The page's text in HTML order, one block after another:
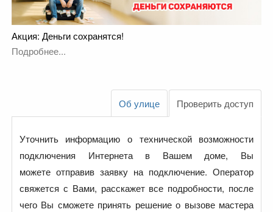
Акция: Деньги сохранятся!
Подробнее...
Проверить доступ
Об улице
Уточнить информацию о технической возможности
подключения Интернета в Вашем доме, Вы
можете отправив заявку на подключение. Оператор
свяжется с Вами, расскажет все подробности, после
чего Вы сможете принять решение о вызове мастера